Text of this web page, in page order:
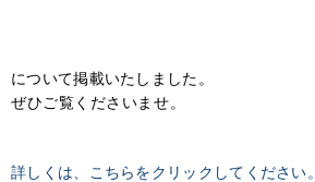
について掲載いたしました。
ぜひご覧くださいませ。
詳しくは、こちらをクリックしてください。